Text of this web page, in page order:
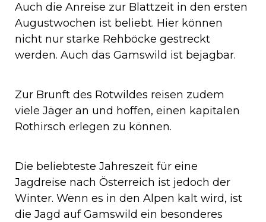
Auch die Anreise zur Blattzeit in den ersten
Augustwochen ist beliebt. Hier können
nicht nur starke Rehböcke gestreckt
werden. Auch das Gamswild ist bejagbar.
Zur Brunft des Rotwildes reisen zudem
viele Jäger an und hoffen, einen kapitalen
Rothirsch erlegen zu können.
Die beliebteste Jahreszeit für eine
Jagdreise nach Österreich ist jedoch der
Winter. Wenn es in den Alpen kalt wird, ist
die Jagd auf Gamswild ein besonderes